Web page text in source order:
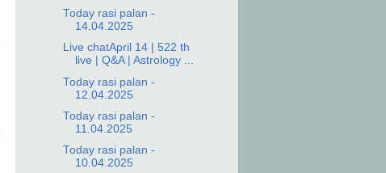
Today rasi palan -
14.04.2025
Live chatApril 14 | 522 th
live | Q&A | Astrology ...
Today rasi palan -
12.04.2025
Today rasi palan -
11.04.2025
Today rasi palan -
10.04.2025